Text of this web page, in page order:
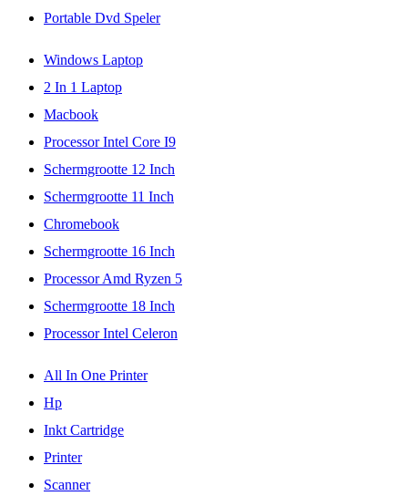
Portable Dvd Speler
Windows Laptop
2 In 1 Laptop
Macbook
Processor Intel Core I9
Schermgrootte 12 Inch
Schermgrootte 11 Inch
Chromebook
Schermgrootte 16 Inch
Processor Amd Ryzen 5
Schermgrootte 18 Inch
Processor Intel Celeron
All In One Printer
Hp
Inkt Cartridge
Printer
Scanner